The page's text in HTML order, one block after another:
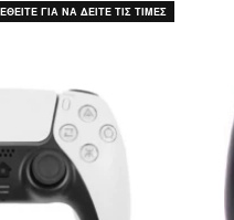
ΓΙΑ ΝΑ ΔΕΙΤΕ ΤΙΣ ΤΙΜΕΣ